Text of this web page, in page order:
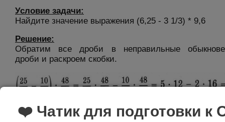
Условие задачи:
Найдите значение выражения (6,25 - 3 1/3) * 9,6
Решение:
Обратим все дроби в неправильные
дроби и раскроем скобки.
Ответ:28
❤️ Чатик для подготовки к